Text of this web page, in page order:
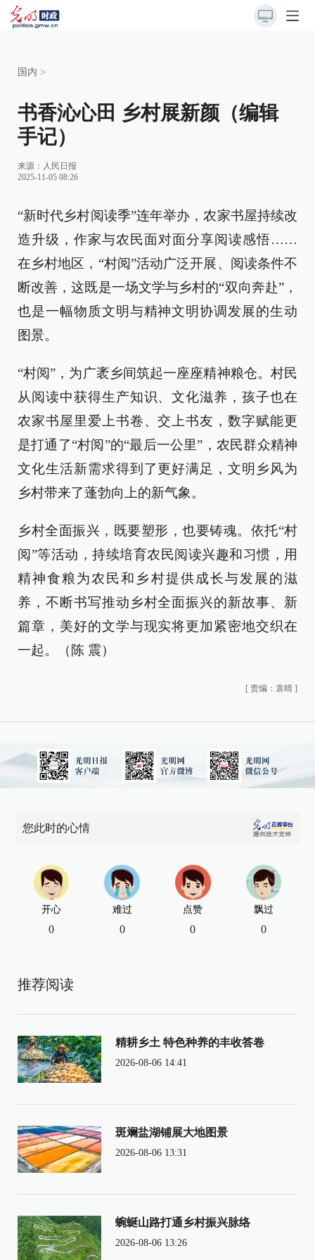
国内 >
书香沁心田 乡村展新颜（编辑
手记）
来源： 人民日报
2025-11-05 08:26
“新时代乡村阅读季”连年举办，农家书屋持续改
造升级，作家与农民面对面分享阅读感悟……
在乡村地区，“村阅”活动广泛开展、阅读条件不
断改善，这既是一场文学与乡村的“双向奔赴”，
也是一幅物质文明与精神文明协调发展的生动
图景。
“村阅”，为广袤乡间筑起一座座精神粮仓。村民
从阅读中获得生产知识、文化滋养，孩子也在
农家书屋里爱上书卷、交上书友，数字赋能更
是打通了“村阅”的“最后一公里”，农民群众精神
文化生活新需求得到了更好满足，文明乡风为
乡村带来了蓬勃向上的新气象。
乡村全面振兴，既要塑形，也要铸魂。依托“村
阅”等活动，持续培育农民阅读兴趣和习惯，用
精神食粮为农民和乡村提供成长与发展的滋
养，不断书写推动乡村全面振兴的新故事、新
篇章，美好的文学与现实将更加紧密地交织在
一起。（陈 震）
[ 责编：袁晴 ]
您此时的心情
开心
0
难过
0
点赞
0
飘过
0
推荐阅读
精耕乡土 特色种养的丰收答卷
2026-08-06 14:41
斑斓盐湖铺展大地图景
2026-08-06 13:31
蜿蜒山路打通乡村振兴脉络
2026-08-06 13:26